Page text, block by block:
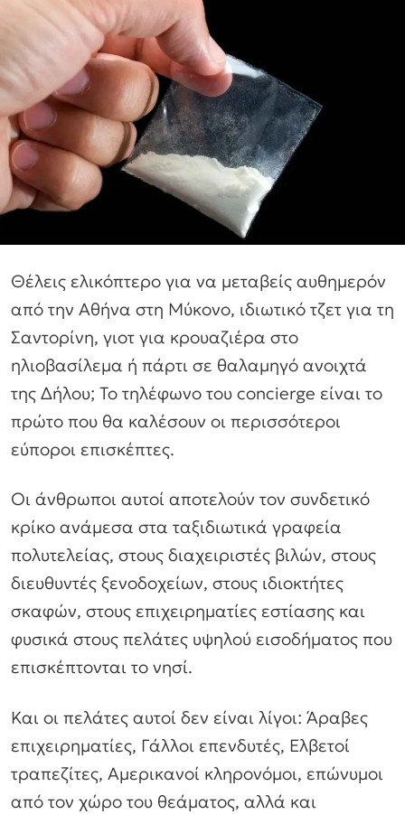
Θέλεις ελικόπτερο για να μεταβείς αυθημερόν
από την Αθήνα στη Μύκονο, ιδιωτικό τζετ για τη
Σαντορίνη, γιοτ για κρουαζιέρα στο
ηλιοβασίλεμα ή πάρτι σε θαλαμηγό ανοιχτά
της Δήλου; Το τηλέφωνο του concierge είναι το
πρώτο που θα καλέσουν οι περισσότεροι
εύποροι επισκέπτες.
Οι άνθρωποι αυτοί αποτελούν τον συνδετικό
κρίκο ανάμεσα στα ταξιδιωτικά γραφεία
πολυτελείας, στους διαχειριστές βιλών, στους
διευθυντές ξενοδοχείων, στους ιδιοκτήτες
σκαφών, στους επιχειρηματίες εστίασης και
φυσικά στους πελάτες υψηλού εισοδήματος που
επισκέπτονται το νησί.
Και οι πελάτες αυτοί δεν είναι λίγοι: Άραβες
επιχειρηματίες, Γάλλοι επενδυτές, Ελβετοί
τραπεζίτες, Αμερικανοί κληρονόμοι, επώνυμοι
από τον χώρο του θεάματος, αλλά και